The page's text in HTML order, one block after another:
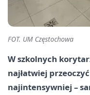
FOT. UM Częstochowa
W szkolnych
najłatwiej
najintensywniej –